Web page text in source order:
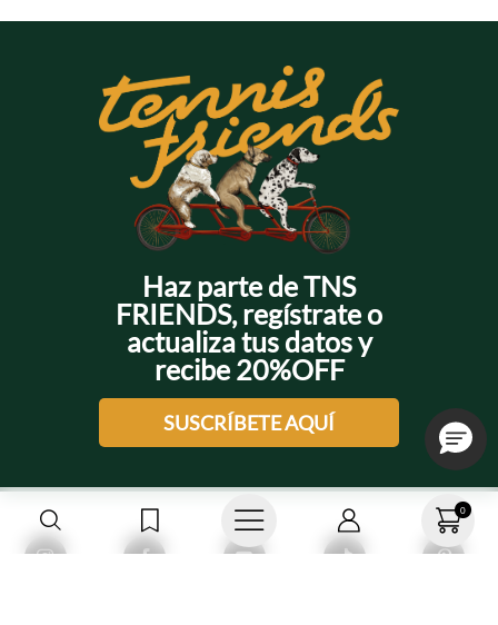
0
+ +
+
Haz parte de TNS
FRIENDS, regístrate o
actualiza tus datos y
recibe 20%OFF
SUSCRÍBETE AQUÍ